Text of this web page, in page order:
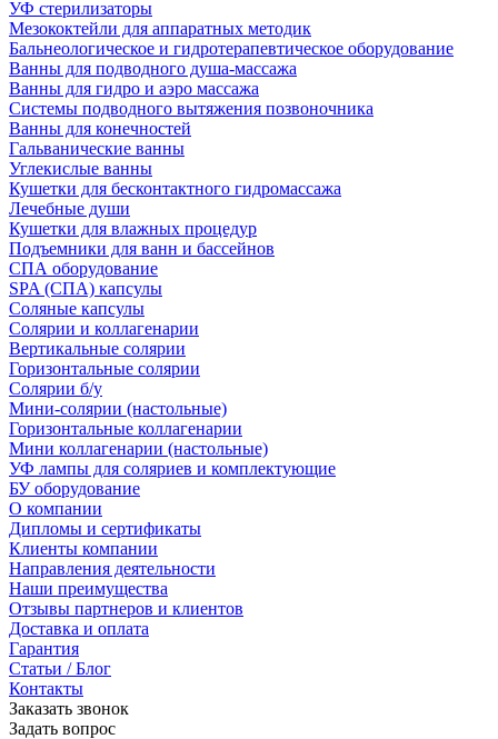
УФ стерилизаторы
Мезококтейли для аппаратных методик
Бальнеологическое и гидротерапевтическое оборудование
Ванны для подводного душа-массажа
Ванны для гидро и аэро массажа
Системы подводного вытяжения позвоночника
Ванны для конечностей
Гальванические ванны
Углекислые ванны
Кушетки для бесконтактного гидромассажа
Лечебные души
Кушетки для влажных процедур
Подъемники для ванн и бассейнов
СПА оборудование
SPA (СПА) капсулы
Соляные капсулы
Солярии и коллагенарии
Вертикальные солярии
Горизонтальные солярии
Солярии б/у
Мини-солярии (настольные)
Горизонтальные коллагенарии
Мини коллагенарии (настольные)
УФ лампы для соляриев и комплектующие
БУ оборудование
О компании
Дипломы и сертификаты
Клиенты компании
Направления деятельности
Наши преимущества
Отзывы партнеров и клиентов
Доставка и оплата
Гарантия
Статьи / Блог
Контакты
Заказать звонок
Задать вопрос